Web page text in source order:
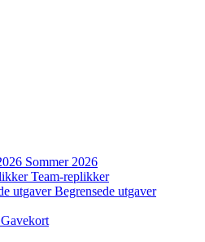
Sommer 2026
Team-replikker
Begrensede utgaver
Gavekort